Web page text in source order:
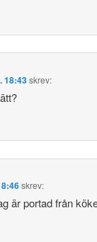
18:43skrev:
skrev:
är portad från